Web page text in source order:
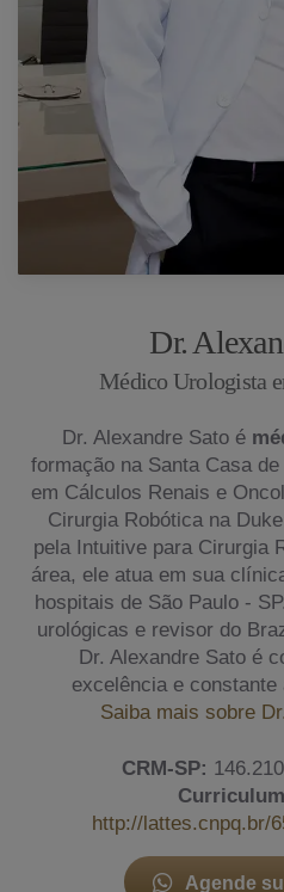
Dr.
Médico Urologista
Dr. Alexandre Sato é
formação na Santa Casa
em Cálculos Renais e
Cirurgia Robótica na
pela Intuitive para Cirurgia
área, ele atua em sua
hospitais de São Paulo -
urológicas e revisor do
Dr. Alexandre Sato é
excelência e constante
Saiba mais sobre
CRM-SP:
http://lattes.cnpq.br/
Agende